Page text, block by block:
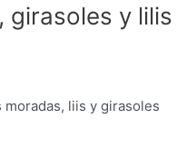
girasoles y lilis
moradas, liis y girasoles